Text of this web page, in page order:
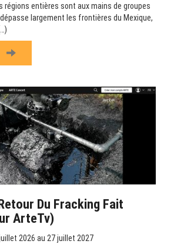
régions entières sont aux mains de groupes
largement les frontières du Mexique,
Du Fracking Fait
ArteTv)
2026 au 27 juillet 2027